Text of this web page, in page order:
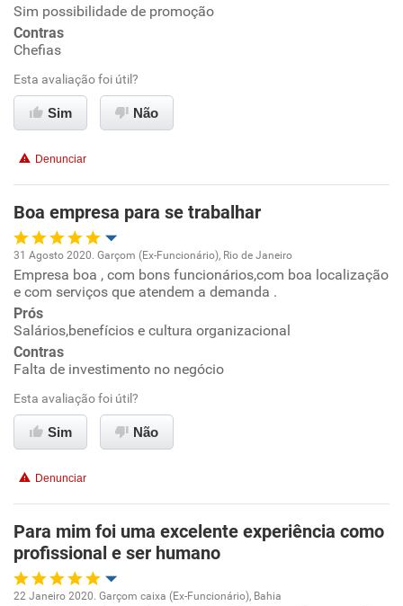
Oportunidade de promoção
Ambiente de trabalho
Conciliação com a vida familiar
Recomenda a diretoria
Sim possibilidade de promoção
Contras
Chefias
Esta avaliação foi útil?
Sim Não
Denunciar
Boa empresa para se trabalhar
Oportunidade de promoção
Ambiente de trabalho
Conciliação com a vida familiar
Benefícios
Recomenda a diretoria
31 Agosto 2020. Garçom (Ex-Funcionário), Rio de Janeiro
Empresa boa , com bons funcionários,com boa localização
e com serviços que atendem a demanda .
Prós
Salários,benefícios e cultura organizacional
Contras
Falta de investimento no negócio
Esta avaliação foi útil?
Sim Não
Denunciar
Para mim foi uma excelente experiência como
profissional e ser humano
22 Janeiro 2020. Garçom caixa (Ex-Funcionário), Bahia